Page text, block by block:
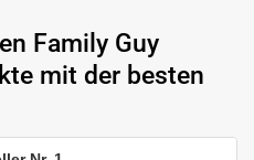
Family Guy
mit der besten